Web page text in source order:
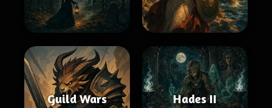
Guild Wars Hades II